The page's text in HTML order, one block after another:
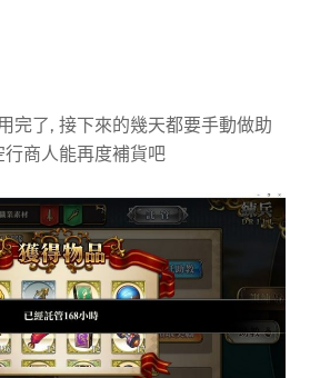
完了, 接下來的幾天都要手動做助
商人能再度補貨吧